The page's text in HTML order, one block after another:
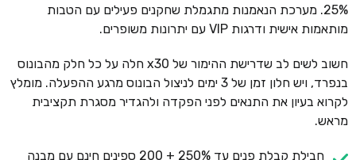
25%. מערכת הנאמנות מתגמלת שחקנים פעילים עם הטבות
מותאמות אישית ודרגות VIP עם יתרונות משופרים.
חשוב לשים לב שדרישת ההימור של x30 חלה על כל חלק מהבונוס
בנפרד, ויש חלון זמן של 3 ימים לניצול הבונוס מרגע ההפעלה. מומלץ
לקרוא בעיון את התנאים לפני הפקדה ולהגדיר מסגרת תקציבית
מראש.
חבילת קבלת פנים עד 250% + 200 ספינים חינם עם מבנה